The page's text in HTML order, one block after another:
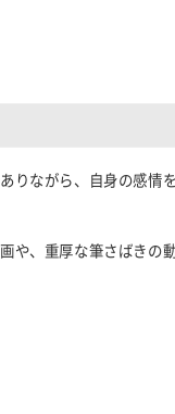
りながら、自身の感情
や、重厚な筆さばきの